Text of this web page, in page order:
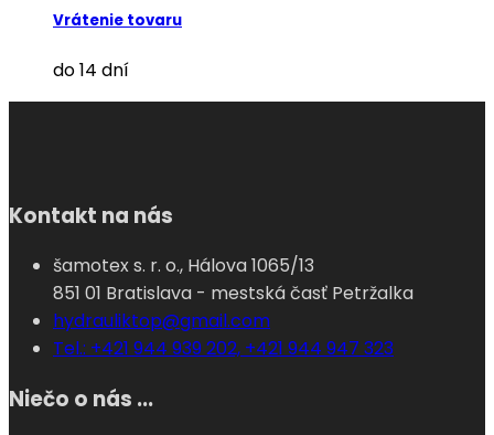
Vrátenie tovaru
do 14 dní
Kontakt na nás
šamotex s. r. o., Hálova 1065/13
851 01 Bratislava - mestská časť Petržalka
hydrauliktop@gmail.com
Tel.: +421 944 939 202, +421 944 947 323
Niečo o nás ...